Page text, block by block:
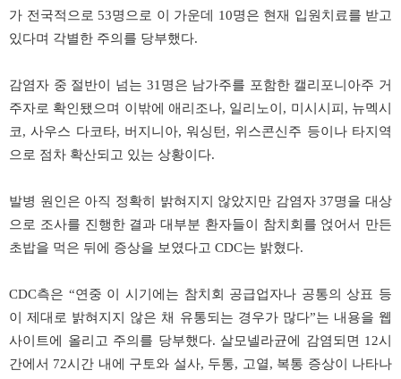
가 전국적으로 53명으로 이 가운데 10명은 현재 입원치료를 받고
있다며 각별한 주의를 당부했다.
감염자 중 절반이 넘는 31명은 남가주를 포함한 캘리포니아주 거
주자로 확인됐으며 이밖에 애리조나, 일리노이, 미시시피, 뉴멕시
코, 사우스 다코타, 버지니아, 워싱턴, 위스콘신주 등이나 타지역
으로 점차 확산되고 있는 상황이다.
발병 원인은 아직 정확히 밝혀지지 않았지만 감염자 37명을 대상
으로 조사를 진행한 결과 대부분 환자들이 참치회를 얹어서 만든
초밥을 먹은 뒤에 증상을 보였다고 CDC는 밝혔다.
CDC측은 “연중 이 시기에는 참치회 공급업자나 공통의 상표 등
이 제대로 밝혀지지 않은 채 유통되는 경우가 많다”는 내용을 웹
사이트에 올리고 주의를 당부했다. 살모넬라균에 감염되면 12시
간에서 72시간 내에 구토와 설사, 두통, 고열, 복통 증상이 나타나